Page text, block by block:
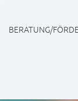
BERATUNG/